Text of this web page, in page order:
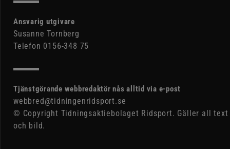
Ansvarig utgivare
Susanne Tornberg
Telefon 0156-348 75
Tjänstgörande webbredaktör nås alltid via e-post
webbred@tidningenridsport.se
© Copyright Tidningsaktiebolaget Ridsport. Gäller all text
och bild.